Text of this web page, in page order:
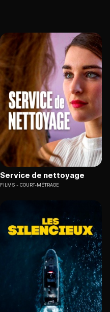
Service de nettoyage
FILMS COURT-MÉTRAGE